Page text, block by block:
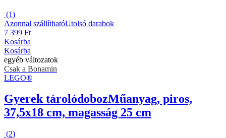
(1)
Azonnal szállíthatóUtolsó darabok
7 399 Ft
Kosárba
Kosárba
egyéb változatok
Csak a Bonamin
LEGO®
Gyerek tárolódobozMűanyag, piros,
37,5x18 cm, magasság 25 cm
(2)